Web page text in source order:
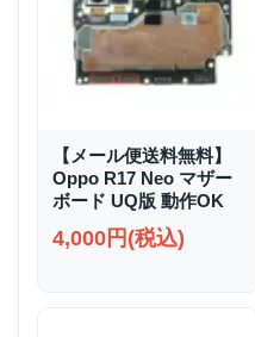
【メール便送料無料】
Oppo R17 Neo マザー
ボード UQ版 動作OK
4,000円(税込)